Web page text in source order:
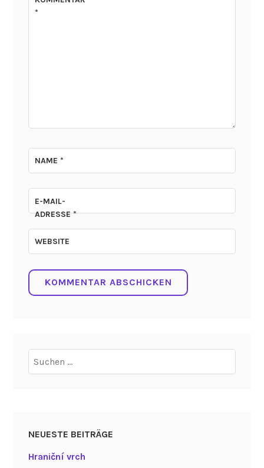
*
NAME*
E-MAIL-
ADRESSE*
WEBSITE
nach:
NEUESTE BEITRÄGE
Hraniční vrch